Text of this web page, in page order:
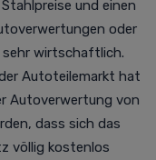
und einen
oder
wirtschaftlich.
Autoteilemarkt hat
Autoverwertung von
dass sich das
völlig kostenlos